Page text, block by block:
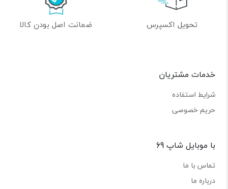
تحویل اکسپرس ضمانت اصل بودن کالا
خدمات مشتریان
شرایط استفاده
حریم خصوصی
با موبایل شاپ 69
تماس با ما
درباره ما